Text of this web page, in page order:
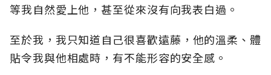
等我自然愛上他，甚至從來沒有向我表白過。
至於我，我只知道自己很喜歡遠藤，他的溫柔、體
貼令我與他相處時，有不能形容的安全感。